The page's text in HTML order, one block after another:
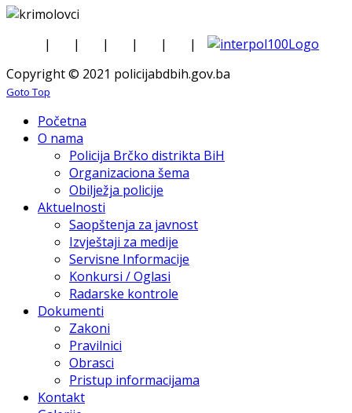
| | | | |
|
Copyright © 2021 policijabdbih.gov.ba
Goto Top
Početna
O nama
Policija Brčko distrikta BiH
Organizaciona šema
Obilježja policije
Aktuelnosti
Saopštenja za javnost
Izvještaji za medije
Servisne Informacije
Konkursi / Oglasi
Radarske kontrole
Dokumenti
Zakoni
Pravilnici
Obrasci
Pristup informacijama
Kontakt